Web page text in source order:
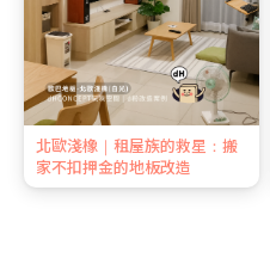
北歐淺橡｜租屋族的救星：搬
家不扣押金的地板改造